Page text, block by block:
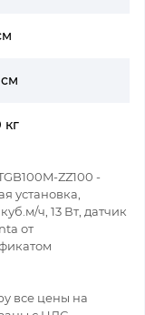
см
кг
ZZ100 -
установка,
ч, 13 Вт, датчик
от
все цены на